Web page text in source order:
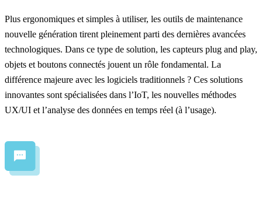
Plus ergonomiques et simples à utiliser, les outils de maintenance
nouvelle génération tirent pleinement parti des dernières avancées
technologiques. Dans ce type de solution, les capteurs plug and play,
objets et boutons connectés jouent un rôle fondamental. La
différence majeure avec les logiciels traditionnels ? Ces solutions
innovantes sont spécialisées dans l’IoT, les nouvelles méthodes
UX/UI et l’analyse des données en temps réel (à l’usage).